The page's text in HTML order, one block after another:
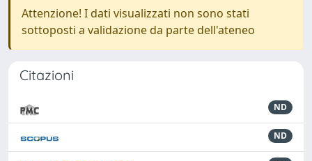
Attenzione! I dati visualizzati non sono stati
sottoposti a validazione da parte dell'ateneo
Citazioni
ND
ND